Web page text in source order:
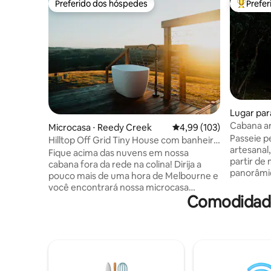
Preferido dos hóspedes
Preferido dos hóspedes
Microcasa ⋅ Reedy Creek 4,99 de uma avaliação
4,99 (103)
Hilltop Off Grid Tiny House com banheiro
ao ar livre
Fique acima das nuvens em nossa
cabana fora da rede na colina! Dirija a
pouco mais de uma hora de Melbourne e
você encontrará nossa microcasa
aninhada em nossa propriedade de 100
Entre
Lugar
Cabana
Passeie
partir de
além.
ao
úmidas e